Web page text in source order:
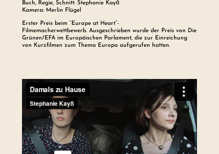
Buch, Regie, Schnitt: Stephanie Kayß
Kamera: Merlin Flügel
Erster Preis beim “Europe at Heart”-
Filmemacherwettbewerb. Ausgeschrieben wurde der Preis von Die
Grünen/EFA im Europäischen Parlament, die zur Einreichung
von Kurzfilmen zum Thema Europa aufgerufen hatten.